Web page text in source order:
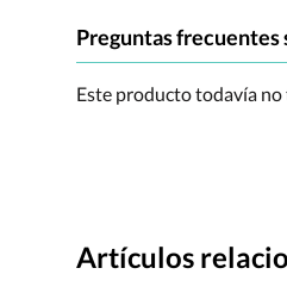
Preguntas
Este producto todavía no
Artículos